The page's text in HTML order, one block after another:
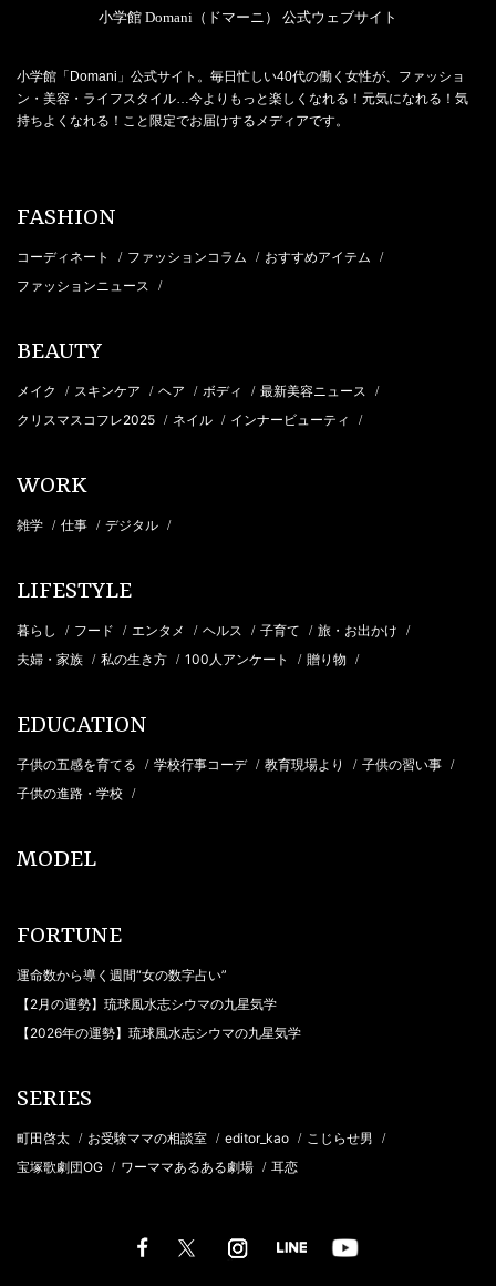
小学館 Domani（ドマーニ） 公式ウェブサイト
小学館「Domani」公式サイト。毎日忙しい40代の働く女性が、ファッショ
ン・美容・ライフスタイル…今よりもっと楽しくなれる！元気になれる！気
持ちよくなれる！こと限定でお届けするメディアです。
FASHION
コーディネート / ファッションコラム / おすすめアイテム /
ファッションニュース /
BEAUTY
メイク / スキンケア / ヘア / ボディ / 最新美容ニュース /
クリスマスコフレ2025 / ネイル / インナービューティ /
WORK
雑学 / 仕事 / デジタル /
LIFESTYLE
暮らし / フード / エンタメ / ヘルス / 子育て / 旅・お出かけ /
夫婦・家族 / 私の生き方 / 100人アンケート / 贈り物 /
EDUCATION
子供の五感を育てる / 学校行事コーデ / 教育現場より / 子供の習い事 /
子供の進路・学校 /
MODEL
FORTUNE
運命数から導く週間“女の数字占い”
【2月の運勢】琉球風水志シウマの九星気学
【2026年の運勢】琉球風水志シウマの九星気学
SERIES
町田啓太 / お受験ママの相談室 / editor_kao / こじらせ男 /
宝塚歌劇団OG / ワーママあるある劇場 / 耳恋